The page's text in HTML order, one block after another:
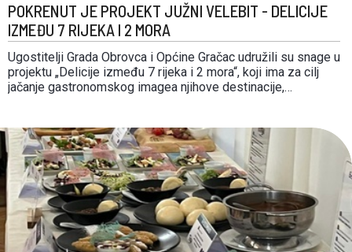
POKRENUT JE PROJEKT JUŽNI VELEBIT - DELICIJE
IZMEĐU 7 RIJEKA I 2 MORA
Ugostitelji Grada Obrovca i Općine Gračac udružili su snage u
projektu „Delicije između 7 rijeka i 2 mora“, koji ima za cilj
jačanje gastronomskog imagea njihove destinacije,
gastronomskim potencijalima destinacije te analize mogućih
gastronomskih brendova …